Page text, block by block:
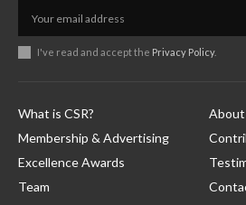
I've read and accept the Privacy Policy.
What is CSR?
Membership & Advertising
Excellence Awards
Team
About